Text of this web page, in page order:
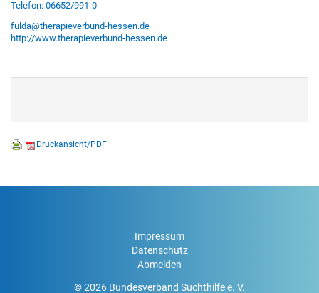
Telefon: 06652/991-0
fulda@therapieverbund-hessen.de
http://www.therapieverbund-hessen.de
Druckansicht/PDF
Impressum
Datenschutz
Abmelden
© 2026 Bundesverband Suchthilfe e. V.